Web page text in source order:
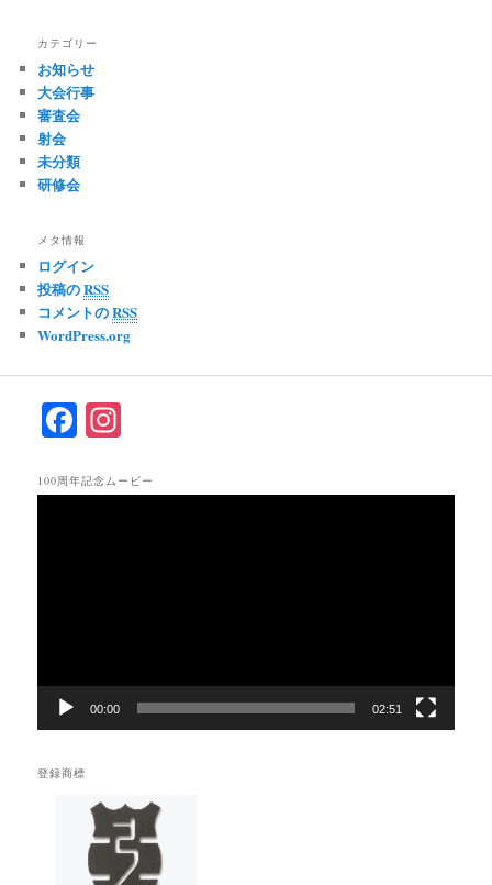
カテゴリー
お知らせ
大会行事
審査会
射会
未分類
研修会
メタ情報
ログイン
投稿のRSS
コメントのRSS
WordPress.org
F
ac
ebag
100周年記念ムービー
00:00 02:51
登録商標